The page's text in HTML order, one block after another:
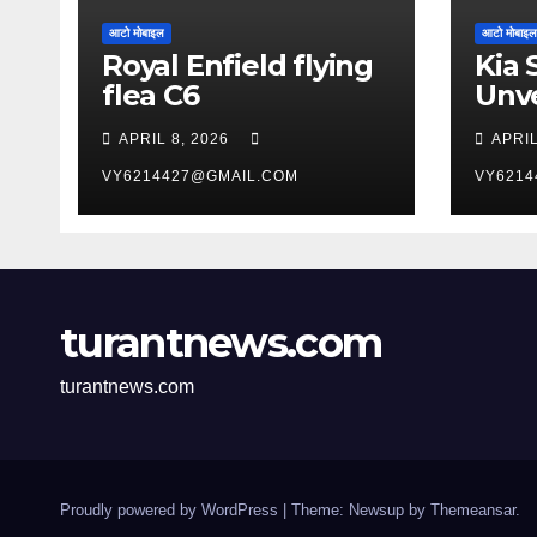
आटो मोबाइल
Royal Enfield flying
flea C6
APRIL 8, 2026
VY6214427@GMAIL.COM
आटो मोबाइल
Kia
turantnews.com
turantnews.com
Proudly powered by WordPress Theme: Newsup by Themeansar.